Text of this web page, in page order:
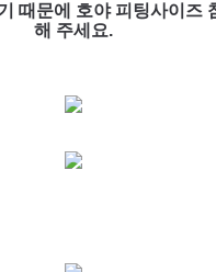
때문에 호야 피팅사이즈
해 주세요.